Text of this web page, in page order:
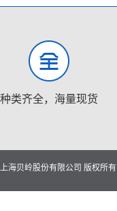
种类齐全，海量现货
上海贝岭股份有限公司 版权所有